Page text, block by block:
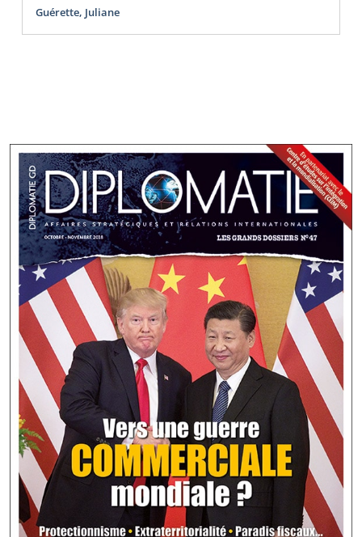
Guérette, Juliane